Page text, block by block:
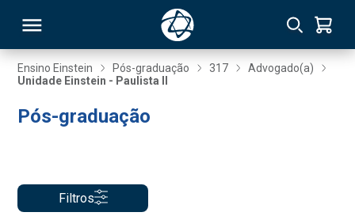
Ensino Einstein Pós-graduação 317
Advogado(a)
Unidade Einstein - Paulista II
Pós-graduação
Filtros